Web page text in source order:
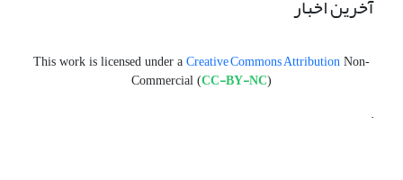
آخرین اخبار
This work is licensed under a Creative Commons Attribution Non-
Commercial (CC-BY-NC)
.